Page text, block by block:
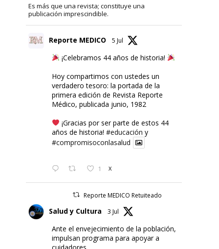
Es más que una revista; constituye una
publicación imprescindible.
Reporte MEDICO 5 Jul
¡Celebramos 44 años de historia!
Hoy compartimos con ustedes un
verdadero tesoro: la portada de la
primera edición de Revista Reporte
Médico, publicada junio, 1982
¡Gracias por ser parte de estos 44
años de historia! #educación y
#compromisoconlasalud
1 X
Reporte MEDICO Retuiteado
Salud y Cultura 3 Jul
Ante el envejecimiento de la población,
impulsan programa para apoyar a